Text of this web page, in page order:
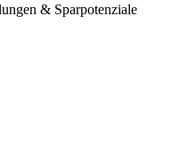
& Sparpotenziale